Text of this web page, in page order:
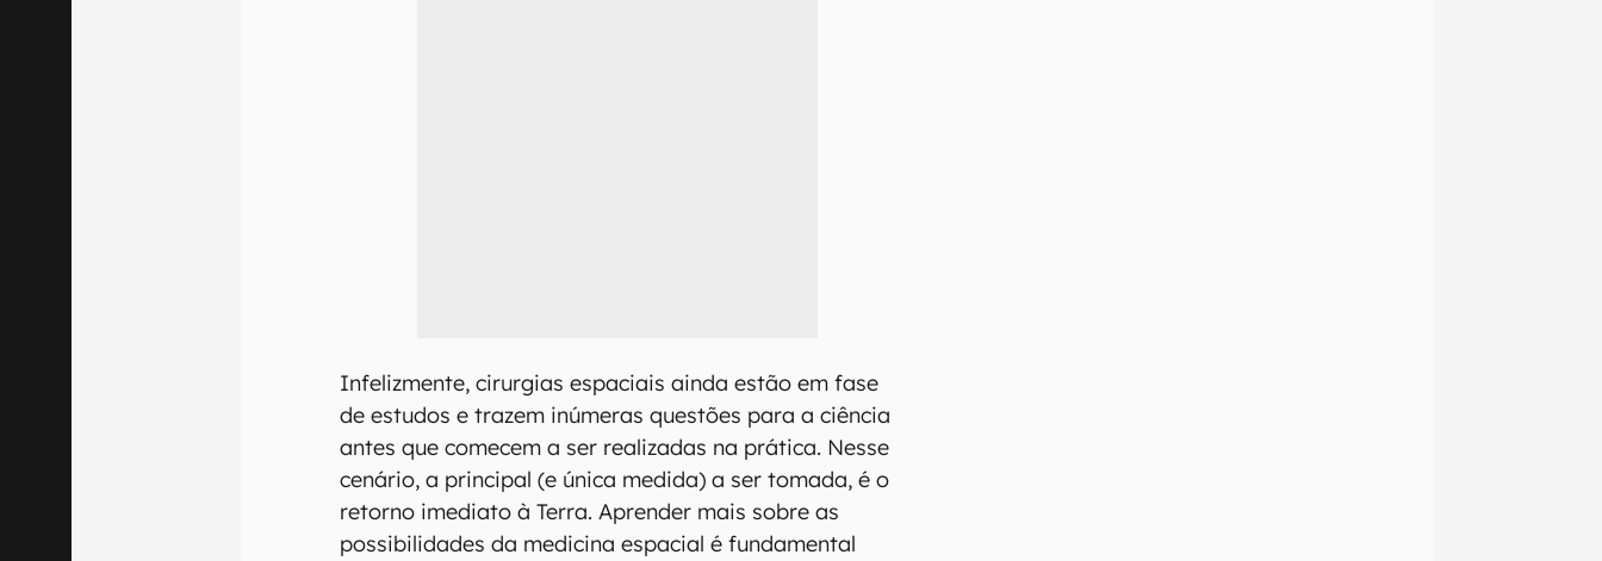
Infelizmente, cirurgias espaciais ainda estão em fase
de estudos e trazem inúmeras questões para a ciência
antes que comecem a ser realizadas na prática. Nesse
cenário, a principal (e única medida) a ser tomada, é o
retorno imediato à Terra. Aprender mais sobre as
possibilidades da medicina espacial é fundamental